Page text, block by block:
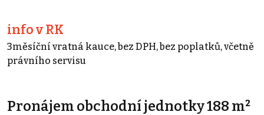
info v RK
3měsíční vratná kauce, bez DPH, bez poplatků, včetně
právního servisu
Pronájem obchodní jednotky 188 m²